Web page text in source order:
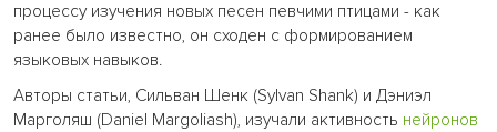
процессу изучения новых песен певчими птицами - как
ранее было известно, он сходен с формированием
языковых навыков.
Авторы статьи, Сильван Шенк (Sylvan Shank) и Дэниэл
Марголяш (Daniel Margoliash), изучали активность нейронов